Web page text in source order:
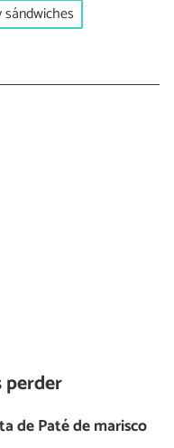
perder
de Paté de marisco